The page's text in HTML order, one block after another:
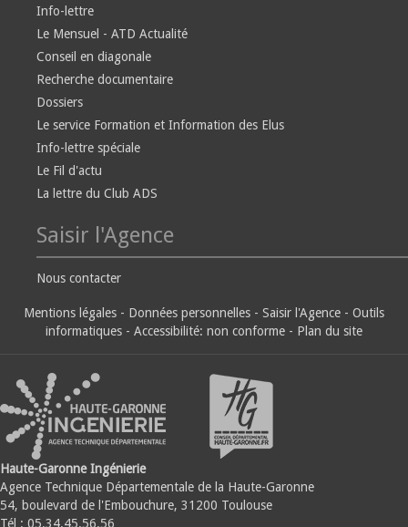
Info-lettre
Le Mensuel - ATD Actualité
Conseil en diagonale
Recherche documentaire
Dossiers
Le service Formation et Information des Elus
Info-lettre spéciale
Le Fil d'actu
La lettre du Club ADS
Saisir l'Agence
Nous contacter
Mentions légales - Données personnelles - Saisir l'Agence - Outils
informatiques - Accessibilité: non conforme - Plan du site
Haute-Garonne Ingénierie
Agence Technique Départementale de la Haute-Garonne
54, boulevard de l'Embouchure, 31200 Toulouse
Tél : 05.34.45.56.56